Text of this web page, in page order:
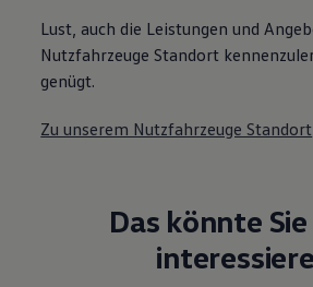
Lust, auch die Leistungen und
Nutzfahrzeuge Standort
genügt.
Zu unserem Nutzfahrzeuge Standort
Das könnte